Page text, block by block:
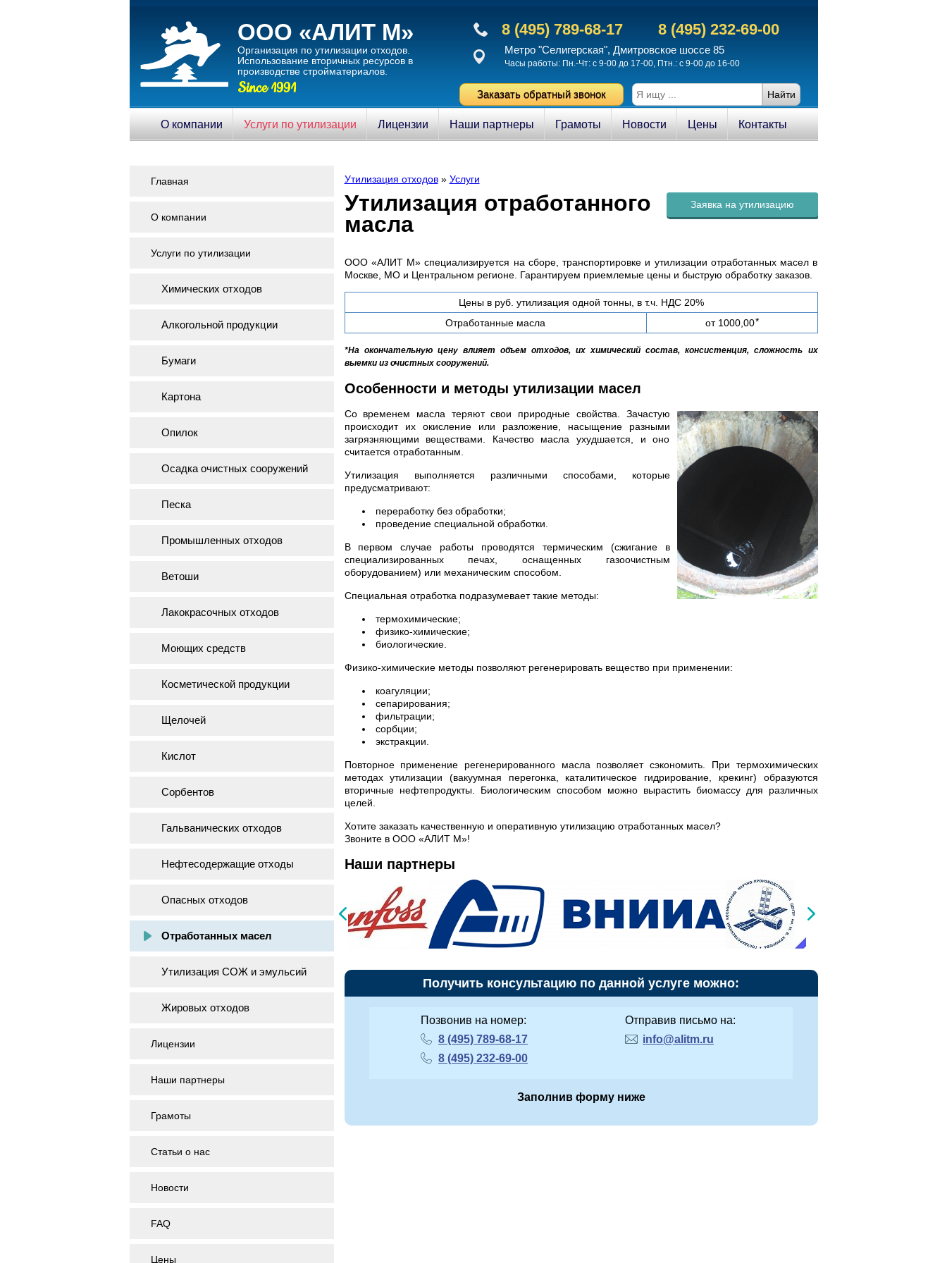
ООО «АЛИТ М»
Организация по утилизации отходов.
Использование вторичныx ресурсов в
производстве стройматериалов.
Since 1991
8 (495) 789-68-17 8 (495) 232-69-00
Метро "Селигерская", Дмитровское шоссе 85
Часы работы: Пн.-Чт: с 9-00 до 17-00, Птн.: с 9-00 до 16-00
Заказать обратный звонок
О компании Услуги по утилизации Лицензии Наши партнеры Грамоты Новости Цены Контакты
Утилизация отходов» Услуги
Заявка на утилизацию
Утилизация отработанного
масла
ООО «АЛИТ М» специализируется на сборе, транспортировке и утилизации отработанных масел в
Москве, МО и Центральном регионе. Гарантируем приемлемые цены и быструю обработку заказов.
Цены в руб. утилизация одной тонны, в т.ч. НДС 20%
Отработанные масла
от 1000,00*
*На окончательную цену влияет объем отходов, их химический состав, консистенция, сложность их
выемки из очистных сооружений.
Особенности и методы утилизации масел
Со временем масла теряют свои природные свойства. Зачастую
происходит их окисление или разложение, насыщение разными
загрязняющими веществами. Качество масла ухудшается, и оно
считается отработанным.
Утилизация выполняется различными способами, которые
предусматривают:
переработку без обработки;
проведение специальной обработки.
В первом случае работы проводятся термическим (сжигание в
специализированных печах, оснащенных газоочистным
оборудованием) или механическим способом.
Специальная отработка подразумевает такие методы:
термохимические;
физико-химические;
биологические.
Физико-химические методы позволяют регенерировать вещество при применении:
коагуляции;
сепарирования;
фильтрации;
сорбции;
экстракции.
Повторное применение регенерированного масла позволяет сэкономить. При термохимических
методах утилизации (вакуумная перегонка, каталитическое гидрирование, крекинг) образуются
вторичные нефтепродукты. Биологическим способом можно вырастить биомассу для различных
целей.
Хотите заказать качественную и оперативную утилизацию отработанных масел?
Звоните в ООО «АЛИТ М»!
Наши партнеры
Получить консультацию по данной услуге можно:
Позвонив на номер:
8 (495) 789-68-17
8 (495) 232-69-00
Отправив письмо на:
info@alitm.ru
Заполнив форму ниже
Главная
О компании
Услуги по утилизации
Химических отходов
Алкогольной продукции
Бумаги
Картона
Опилок
Осадка очистных сооружений
Песка
Промышленных отходов
Ветоши
Лакокрасочных отходов
Моющих средств
Косметической продукции
Щелочей
Кислот
Сорбентов
Гальванических отходов
Нефтесодержащие отходы
Опасных отходов
Отработанных масел
Утилизация СОЖ и эмульсий
Жировых отходов
Лицензии
Наши партнеры
Грамоты
Статьи о нас
Новости
FAQ
Цены